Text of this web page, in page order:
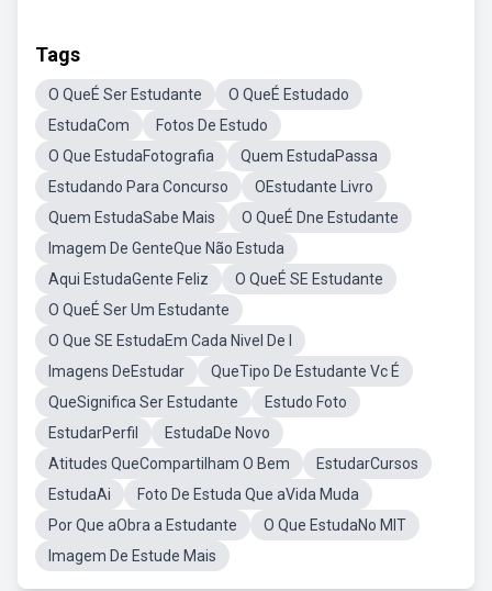
Tags
O QueÉ Ser Estudante
O QueÉ Estudado
EstudaCom
Fotos De Estudo
O Que EstudaFotografia
Quem EstudaPassa
Estudando Para Concurso
OEstudante Livro
Quem EstudaSabe Mais
O QueÉ Dne Estudante
Imagem De GenteQue Não Estuda
Aqui EstudaGente Feliz
O QueÉ SE Estudante
O QueÉ Ser Um Estudante
O Que SE EstudaEm Cada Nivel De I
Imagens DeEstudar
QueTipo De Estudante Vc É
QueSignifica Ser Estudante
Estudo Foto
EstudarPerfil
EstudaDe Novo
Atitudes QueCompartilham O Bem
EstudarCursos
EstudaAi
Foto De Estuda Que aVida Muda
Por Que aObra a Estudante
O Que EstudaNo MIT
Imagem De Estude Mais